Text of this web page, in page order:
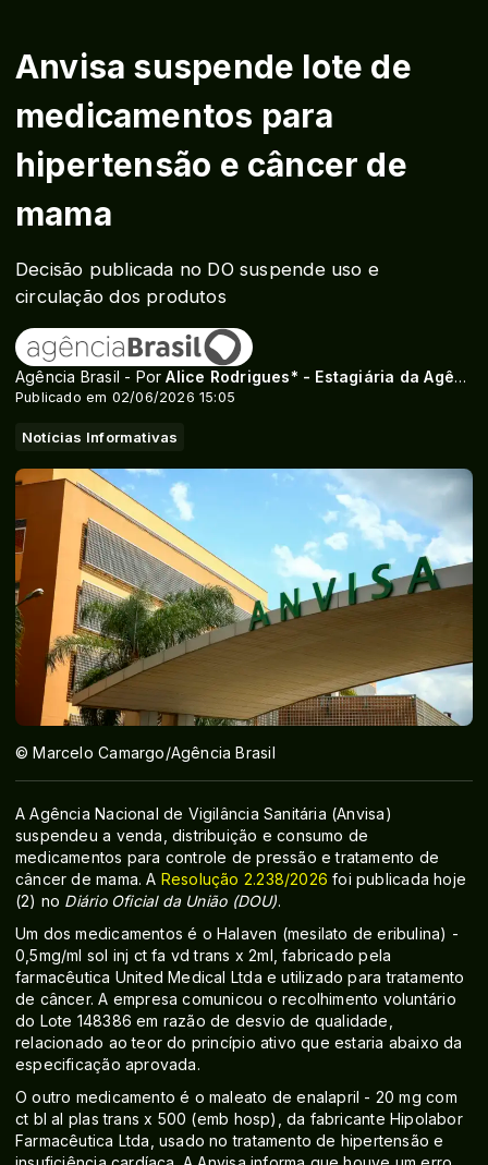
Anvisa suspende lote de
medicamentos para
hipertensão e câncer de
mama
Decisão publicada no DO suspende uso e
circulação dos produtos
Agência Brasil - PorAlice Rodrigues* - Estagiária da Agência Brasil
Publicado em 02/06/2026 15:05
Notícias Informativas
© Marcelo Camargo/Agência Brasil
A Agência Nacional de Vigilância Sanitária (Anvisa)
suspendeu a venda, distribuição e consumo de
medicamentos para controle de pressão e tratamento de
câncer de mama. A Resolução 2.238/2026 foi publicada hoje
(2) no Diário Oficial da União (DOU).
Um dos medicamentos é o Halaven (mesilato de eribulina) -
0,5mg/ml sol inj ct fa vd trans x 2ml, fabricado pela
farmacêutica United Medical Ltda e utilizado para tratamento
de câncer. A empresa comunicou o recolhimento voluntário
do Lote 148386 em razão de desvio de qualidade,
relacionado ao teor do princípio ativo que estaria abaixo da
especificação aprovada.
O outro medicamento é o maleato de enalapril - 20 mg com
ct bl al plas trans x 500 (emb hosp), da fabricante Hipolabor
Farmacêutica Ltda, usado no tratamento de hipertensão e